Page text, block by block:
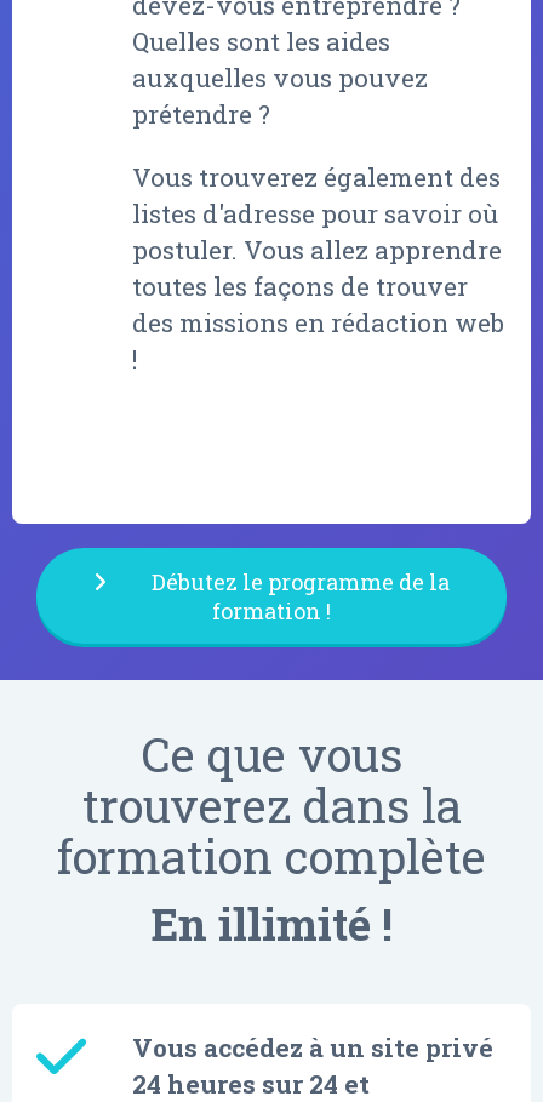
Quelles sont les aides
auxquelles vous pouvez
prétendre ?
Vous trouverez également des
listes d'adresse pour savoir où
postuler. Vous allez apprendre
toutes les façons de trouver
des missions en rédaction web
!
Débutez le programme de la
formation !
Ce que vous
trouverez dans la
formation complète
En illimité !
Vous accédez à un site privé
24 heures sur 24 et